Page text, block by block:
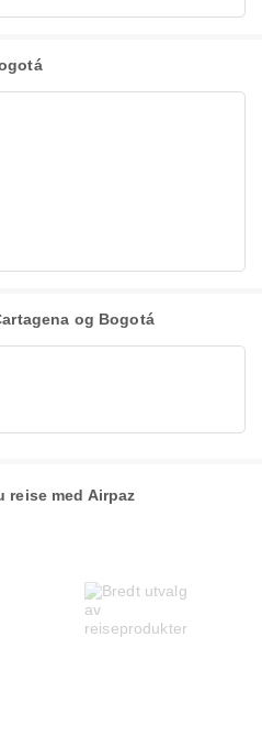
og Bogotá
reise med Airpaz